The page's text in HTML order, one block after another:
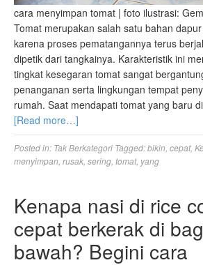
cara menyimpan tomat | foto ilustrasi:
Tomat merupakan salah satu bahan
karena proses pematangannya terus
dipetik dari tangkainya. Karakteristik ini
tingkat kesegaran tomat sangat
penanganan serta lingkungan tempat
rumah. Saat mendapati tomat yang baru
[Read more…]
Posted in: Tak Berkategori Tagged:bikin, cepat,
menyimpan, rusak, sering, tomat, yang
Kenapa nasi di rice
cepat berkerak di
bawah? Begini cara